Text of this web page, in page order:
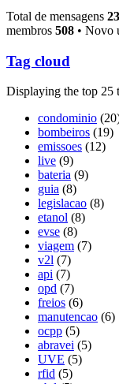
Total de mensagens
membros 508 • Novo
Tag cloud
Displaying the top 25
condominio
bombeiros (19)
emissoes (12)
live (9)
bateria (9)
guia (8)
legislacao (8)
etanol (8)
evse (8)
viagem (7)
v2l (7)
api (7)
opd (7)
freios (6)
manutencao (6)
ocpp (5)
abravei (5)
UVE (5)
rfid (5)